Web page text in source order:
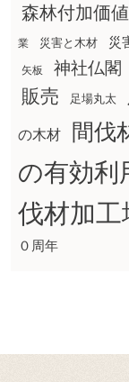
森林付加価
業 災害と木材 災
矢板 神社仏閣
販売 足場丸太
の木材 間伐
の有効利
伐材加
０周年